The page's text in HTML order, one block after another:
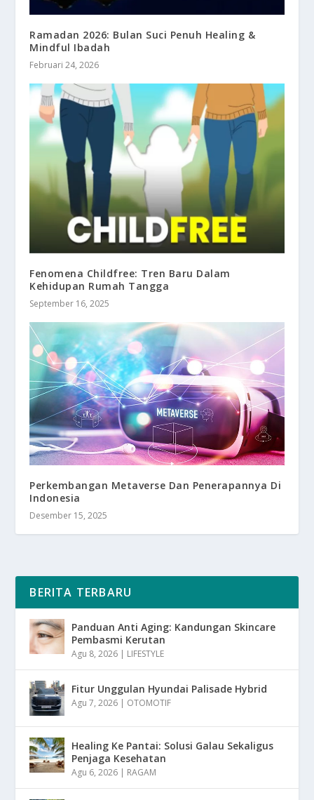
Ramadan 2026: Bulan Suci Penuh Healing &
Mindful Ibadah
Februari 24, 2026
Fenomena Childfree: Tren Baru Dalam
Kehidupan Rumah Tangga
September 16, 2025
Perkembangan Metaverse Dan Penerapannya Di
Indonesia
Desember 15, 2025
BERITA TERBARU
Panduan Anti Aging: Kandungan Skincare
Pembasmi Kerutan
Agu 8, 2026 | LIFESTYLE
Fitur Unggulan Hyundai Palisade Hybrid
Agu 7, 2026 | OTOMOTIF
Healing Ke Pantai: Solusi Galau Sekaligus
Penjaga Kesehatan
Agu 6, 2026 | RAGAM